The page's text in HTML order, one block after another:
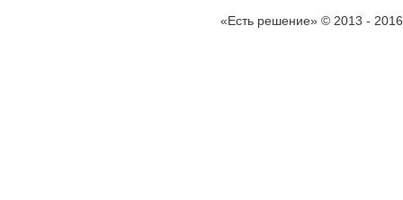
«Есть решение» © 2013 - 2016